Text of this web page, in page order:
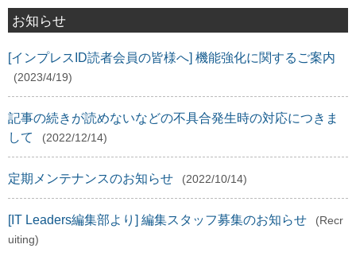
お知らせ
[インプレスID読者会員の皆様へ] 機能強化に関するご案内
(2023/4/19)
記事の続きが読めないなどの不具合発生時の対応につきま
して
(2022/12/14)
定期メンテナンスのお知らせ (2022/10/14)
[IT Leaders編集部より] 編集スタッフ募集のお知らせ
(Recr
uiting)